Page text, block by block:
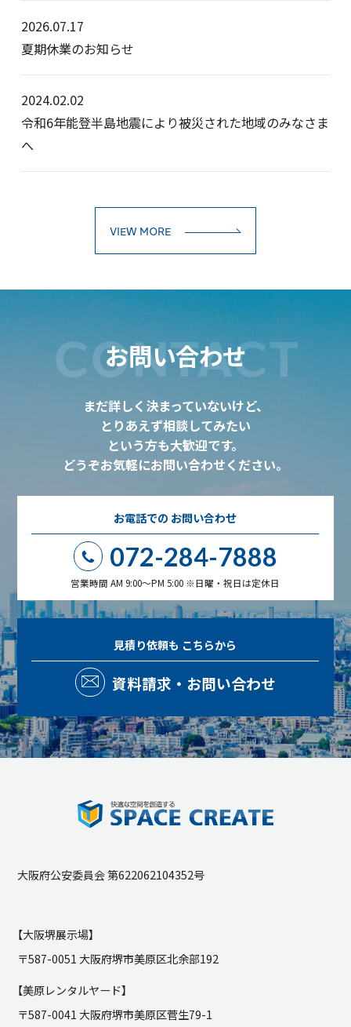
2026.07.17
夏期休業のお知らせ
2024.02.02
令和6年能登半島地震により被災された地域のみなさま
へ
VIEW MORE
お問い合わせ
CONTACT
まだ詳しく決まっていないけど、
とりあえず相談してみたい
という方も大歓迎です。
どうぞお気軽にお問い合わせください。
お電話での お問い合わせ
072-284-7888
営業時間 AM 9:00～PM 5:00 ※日曜・祝日は定休日
見積り依頼も こちらから
資料請求・お問い合わせ
大阪府公安委員会 第622062104352号
【大阪堺展示場】
〒587-0051 大阪府堺市美原区北余部192
【美原レンタルヤード】
〒587-0041 大阪府堺市美原区菅生79-1